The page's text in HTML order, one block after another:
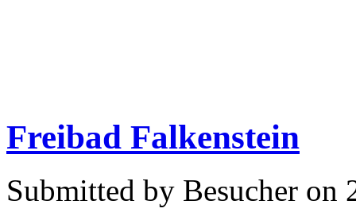
Freibad Falkenstein
Submitted by Besucher on